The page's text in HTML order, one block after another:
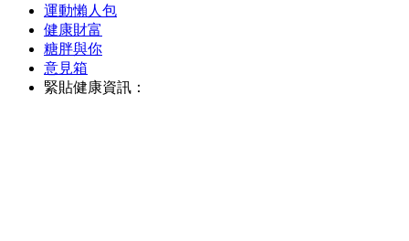
運動懶人包
健康財富
糖胖與你
意見箱
緊貼健康資訊：